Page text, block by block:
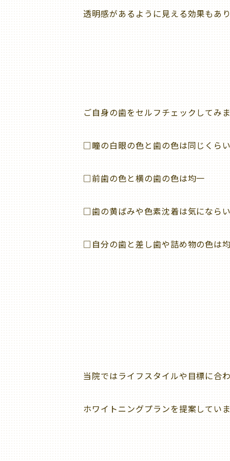
透明感があるように見える効果もあ
ご自身の歯をセルフチェックしてみ
□瞳の白眼の色と歯の色は同じくらい
□前歯の色と横の歯の色は均一
□歯の黄ばみや色素沈着は気にならい
□ 自分の歯と差し歯や詰め物の色は
当院ではライフスタイルや目標に合
ホワイトニングプランを提案していま